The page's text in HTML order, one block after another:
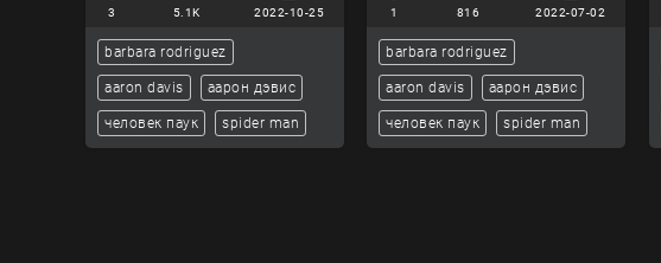
3 5.1K 2022-10-25
barbara rodriguez
aaron davis аарон дэвис
человек паук spider man
1 816 2022-07-02
barbara rodriguez
aaron davis аарон дэвис
человек паук spider man